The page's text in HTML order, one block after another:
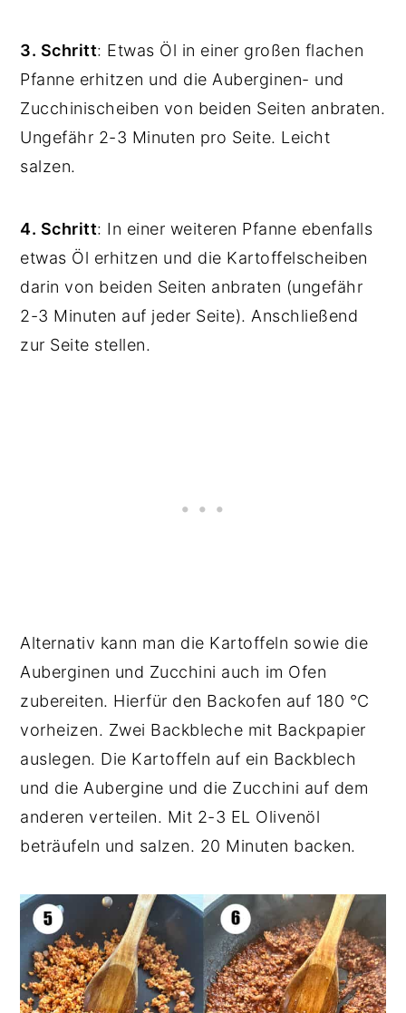
3. Schritt: Etwas Öl in einer großen flachen
Pfanne erhitzen und die Auberginen- und
Zucchinischeiben von beiden Seiten anbraten.
Ungefähr 2-3 Minuten pro Seite. Leicht
salzen.
4. Schritt: In einer weiteren Pfanne ebenfalls
etwas Öl erhitzen und die Kartoffelscheiben
darin von beiden Seiten anbraten (ungefähr
2-3 Minuten auf jeder Seite). Anschließend
zur Seite stellen.
Alternativ kann man die Kartoffeln sowie die
Auberginen und Zucchini auch im Ofen
zubereiten. Hierfür den Backofen auf 180 °C
vorheizen. Zwei Backbleche mit Backpapier
auslegen. Die Kartoffeln auf ein Backblech
und die Aubergine und die Zucchini auf dem
anderen verteilen. Mit 2-3 EL Olivenöl
beträufeln und salzen. 20 Minuten backen.